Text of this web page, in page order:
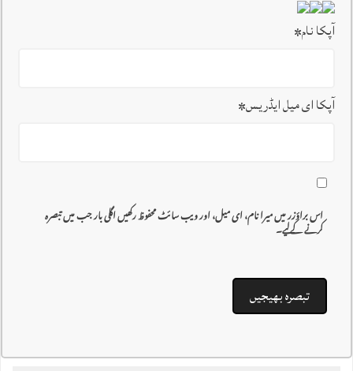
آپکا نام*
آپکا ای میل ایڈریس*
اس براؤزر میں میرا نام، ای میل، اور ویب سائٹ محفوظ رکھیں اگلی بار جب میں تبصرہ
کرنے کےلیے۔